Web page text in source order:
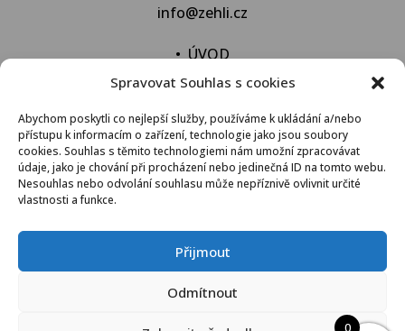
Spravovat Souhlas s cookies
Abychom poskytli co nejlepší služby, používáme k ukládání a/nebo
přístupu k informacím o zařízení, technologie jako jsou soubory
cookies. Souhlas s těmito technologiemi nám umožní zpracovávat
údaje, jako je chování při procházení nebo jedinečná ID na tomto webu.
Nesouhlas nebo odvolání souhlasu může nepříznivě ovlivnit určité
vlastnosti a funkce.
Přijmout
Odmítnout
info@zehli.cz
•ÚVOD
• NOVINKY
•NECHAT VYPRAT
•KONTAKT
VŠEOBECNÉ OBCHODNÍ PODMÍNKY
© 2021 Žehli.cz – Na praní a žehlení je život příliš
0